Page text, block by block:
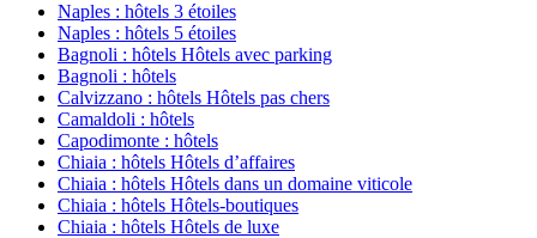
Naples : hôtels 3 étoiles
Naples : hôtels 5 étoiles
Bagnoli : hôtels Hôtels avec parking
Bagnoli : hôtels
Calvizzano : hôtels Hôtels pas chers
Camaldoli : hôtels
Capodimonte : hôtels
Chiaia : hôtels Hôtels d’affaires
Chiaia : hôtels Hôtels dans un domaine viticole
Chiaia : hôtels Hôtels-boutiques
Chiaia : hôtels Hôtels de luxe